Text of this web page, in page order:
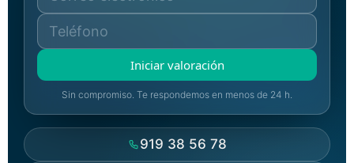
Iniciar valoración
Sin compromiso. Te respondemos en menos de 24 h.
919 38 56 78